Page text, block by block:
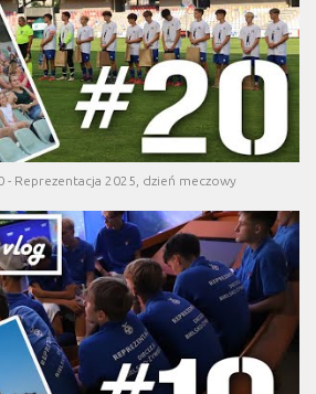
- Reprezentacja 2025, dzień meczowy